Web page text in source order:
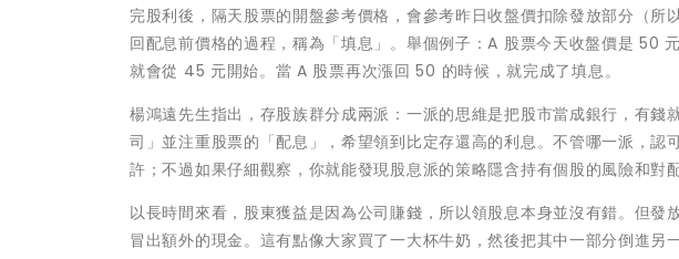
完股利後，隔天股票的開盤參考價格，會參考昨日收盤價扣除發放部分（
回配息前價格的過程，稱為「填息」。舉個例子：A 股票今天收盤價是 50
就會從 45 元開始。當 A 股票再次漲回 50 的時候，就完成了填息。
楊鴻遠先生指出，存股族群分成兩派：一派的思維是把股市當成銀行，有錢
司」並注重股票的「配息」，希望領到比定存還高的利息。不管哪一派，
許；不過如果仔細觀察，你就能發現股息派的策略隱含持有個股的風險和對
以長時間來看，股東獲益是因為公司賺錢，所以領股息本身並沒有錯。但發
冒出額外的現金。這有點像大家買了一大杯牛奶，然後把其中一部分倒進另